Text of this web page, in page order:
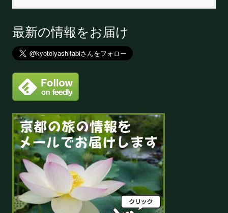
最新の情報をお届け